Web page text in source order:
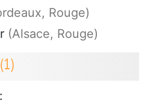
Rouge)
(Alsace, Rouge)